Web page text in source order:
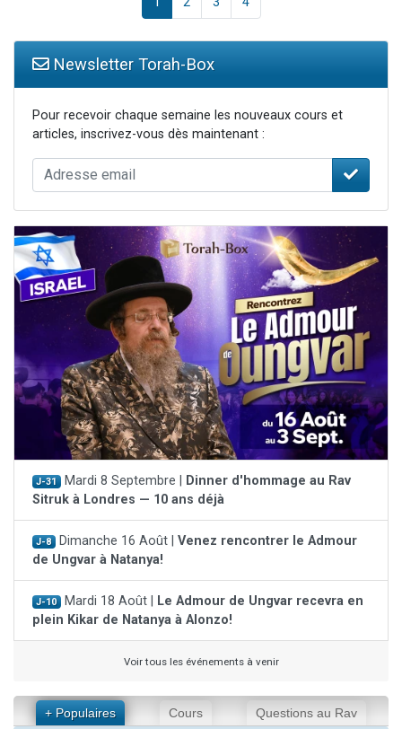
Newsletter Torah-Box
Pour recevoir chaque semaine les nouveaux cours et
articles, inscrivez-vous dès maintenant :
J-31 Mardi 8 Septembre |
Dinner d'hommage au Rav
Sitruk à Londres — 10 ans déjà
J-8 Dimanche 16 Août | Venez rencontrer le Admour
de Ungvar à Natanya!
J-10 Mardi 18 Août |
Le Admour de Ungvar recevra en
plein Kikar de Natanya à Alonzo!
Voir tous les événements à venir
+ Populaires Cours Questions au Rav